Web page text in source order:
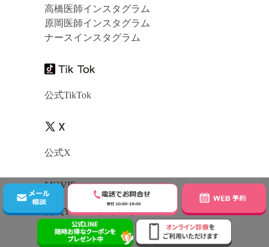
高橋医師インスタグラム
原岡医師インスタグラム
ナースインスタグラム
公式TikTok
公式X
MOVIE
公式YouTubeチャンネル
GUIDE